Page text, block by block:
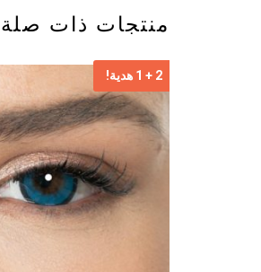
منتجات ذات صلة
2 + 1 هدية!